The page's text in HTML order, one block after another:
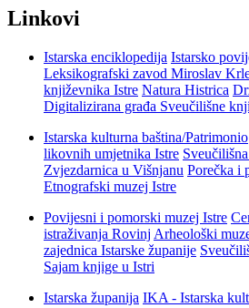
Linkovi
Istarska enciklopedija Istarsko
Leksikografski zavod Miroslav
književnika Istre Natura Histrica
Digitalizirana građa Sveučilišne
Istarska kulturna baština/Patrimonio
likovnih umjetnika Istre
Zvjezdarnica u Višnjanu Porečka i
Etnografski muzej Istre
Povijesni i pomorski muzej Istre
istraživanja Rovinj Arheološki
zajednica Istarske županije
Sajam knjige u Istri
Istarska županija IKA - Istarska